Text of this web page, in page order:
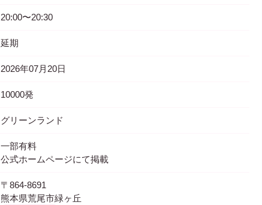
20:00〜20:30
延期
2026年07月20日
10000発
グリーンランド
一部有料
公式ホームページにて掲載
〒864-8691
熊本県荒尾市緑ヶ丘